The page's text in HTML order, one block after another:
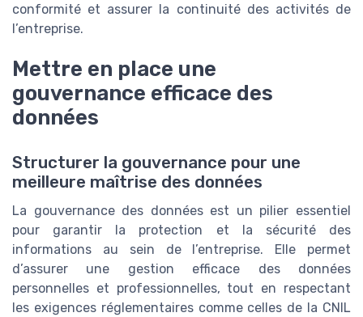
conformité et assurer la continuité des activités de
l’entreprise.
Mettre en place une
gouvernance efficace des
données
Structurer la gouvernance pour une
meilleure maîtrise des données
La gouvernance des données est un pilier essentiel
pour garantir la protection et la sécurité des
informations au sein de l’entreprise. Elle permet
d’assurer une gestion efficace des données
personnelles et professionnelles, tout en respectant
les exigences réglementaires comme celles de la CNIL